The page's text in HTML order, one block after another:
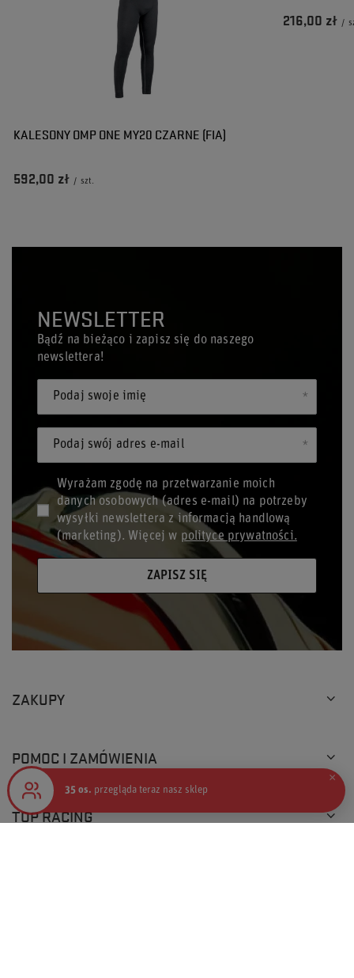
KALESONY OMP ONE MY20 CZARNE (FIA)
592,00 zł / szt.
216,00 zł /
NEWSLETTER
Bądź na bieżąco i zapisz się do naszego
newslettera!
Podaj swoje imię
Podaj swój adres e-mail
Wyrażam zgodę na przetwarzanie moich
danych osobowych (adres e-mail) na potrzeby
wysyłki newslettera z informacją handlową
(marketing). Więcej w polityce prywatności.
ZAPISZ SIĘ
ZAKUPY
POMOC I ZAMÓWIENIA
TOP RACING
35 os. przegląda teraz nasz sklep
×